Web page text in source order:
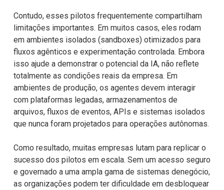
Contudo, esses pilotos frequentemente compartilham
limitações importantes. Em muitos casos, eles rodam
em ambientes isolados (sandboxes) otimizados para
fluxos agênticos e experimentação controlada. Embora
isso ajude a demonstrar o potencial da IA, não reflete
totalmente as condições reais da empresa. Em
ambientes de produção, os agentes devem interagir
com plataformas legadas, armazenamentos de
arquivos, fluxos de eventos, APIs e sistemas isolados
que nunca foram projetados para operações autônomas.
Como resultado, muitas empresas lutam para replicar o
sucesso dos pilotos em escala. Sem um acesso seguro
e governado a uma ampla gama de sistemas denegócio,
as organizações podem ter dificuldade em desbloquear